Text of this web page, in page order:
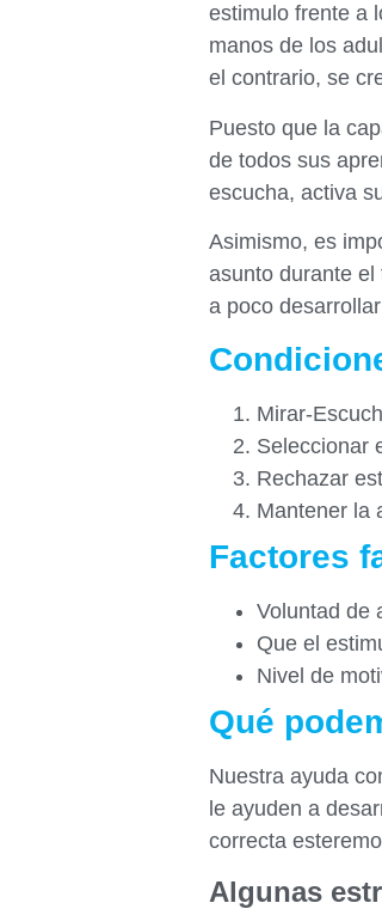
estimulo frente a
manos de los
el contrario, se
Puesto que la
de todos sus
escucha, activa
Asimismo, es
asunto durante
a poco
Mirar-
Seleccionar
Rechazar
Mantener la
Factores
Voluntad de
Que el
Nivel de
Qué
Nuestra ayuda
le ayuden a
correcta
Algunas